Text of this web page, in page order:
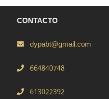
CONTACTO
dypabt@gmail.com
664840748
613022392